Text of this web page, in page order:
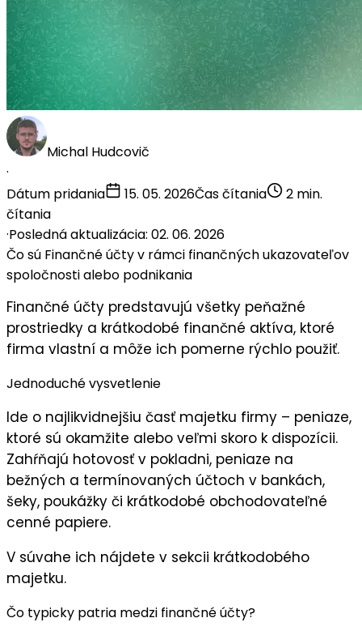
Michal Hudcovič
·
Dátum pridania
15. 05. 2026Čas čítania
2 min.
čítania
·Posledná aktualizácia: 02. 06. 2026
Čo sú Finančné účty v rámci finančných ukazovateľov
spoločnosti alebo podnikania
Finančné účty predstavujú všetky peňažné
prostriedky a krátkodobé finančné aktíva, ktoré
firma vlastní a môže ich pomerne rýchlo použiť.
Jednoduché vysvetlenie
Ide o najlikvidnejšiu časť majetku firmy – peniaze,
ktoré sú okamžite alebo veľmi skoro k dispozícii.
Zahŕňajú hotovosť v pokladni, peniaze na
bežných a termínovaných účtoch v bankách,
šeky, poukážky či krátkodobé obchodovateľné
cenné papiere.
V súvahe ich nájdete v sekcii krátkodobého
majetku.
Čo typicky patria medzi finančné účty?